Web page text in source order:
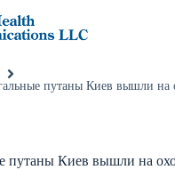
путаны Киев вышли на